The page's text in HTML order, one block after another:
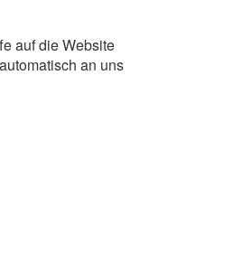
auf die Website
an uns